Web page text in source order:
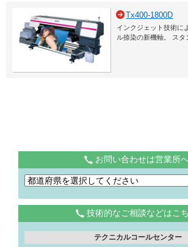
Tx400-1800D
インクジェット技術に
ル捺染の新機軸。 スタ
お問い合わせは営業所
技術的なご相談などはこ
テクニカルコールセンター